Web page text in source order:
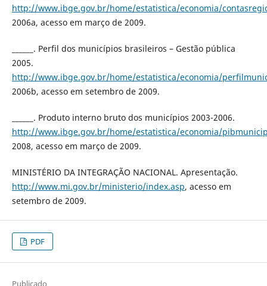
http://www.ibge.gov.br/home/estatistica/economia/
2006a, acesso em março de 2009.
______. Perfil dos municípios brasileiros – Gestão pública
2005.
http://www.ibge.gov.br/home/estatistica/economia/
2006b, acesso em setembro de 2009.
______. Produto interno bruto dos municípios 2003-2006.
http://www.ibge.gov.br/home/estatistica/economia/
2008, acesso em março de 2009.
MINISTÉRIO DA INTEGRAÇÃO NACIONAL. Apresentação.
http://www.mi.gov.br/ministerio/index.asp, acesso em
setembro de 2009.
PDF
Publicado